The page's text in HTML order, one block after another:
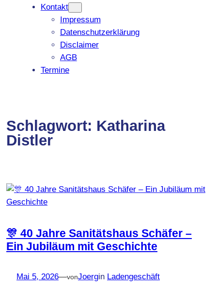
Kontakt
Impressum
Datenschutzerklärung
Disclaimer
AGB
Termine
Schlagwort: Katharina
Distler
🎊 40 Jahre Sanitätshaus Schäfer –
Ein Jubiläum mit Geschichte
Mai 5, 2026—vonJoergin Ladengeschäft